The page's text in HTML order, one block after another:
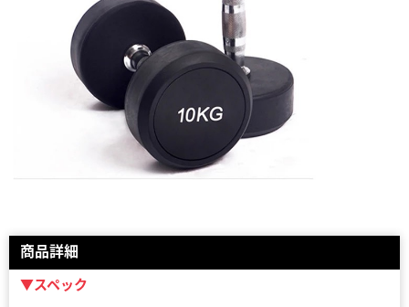
商品詳細
▼スペック